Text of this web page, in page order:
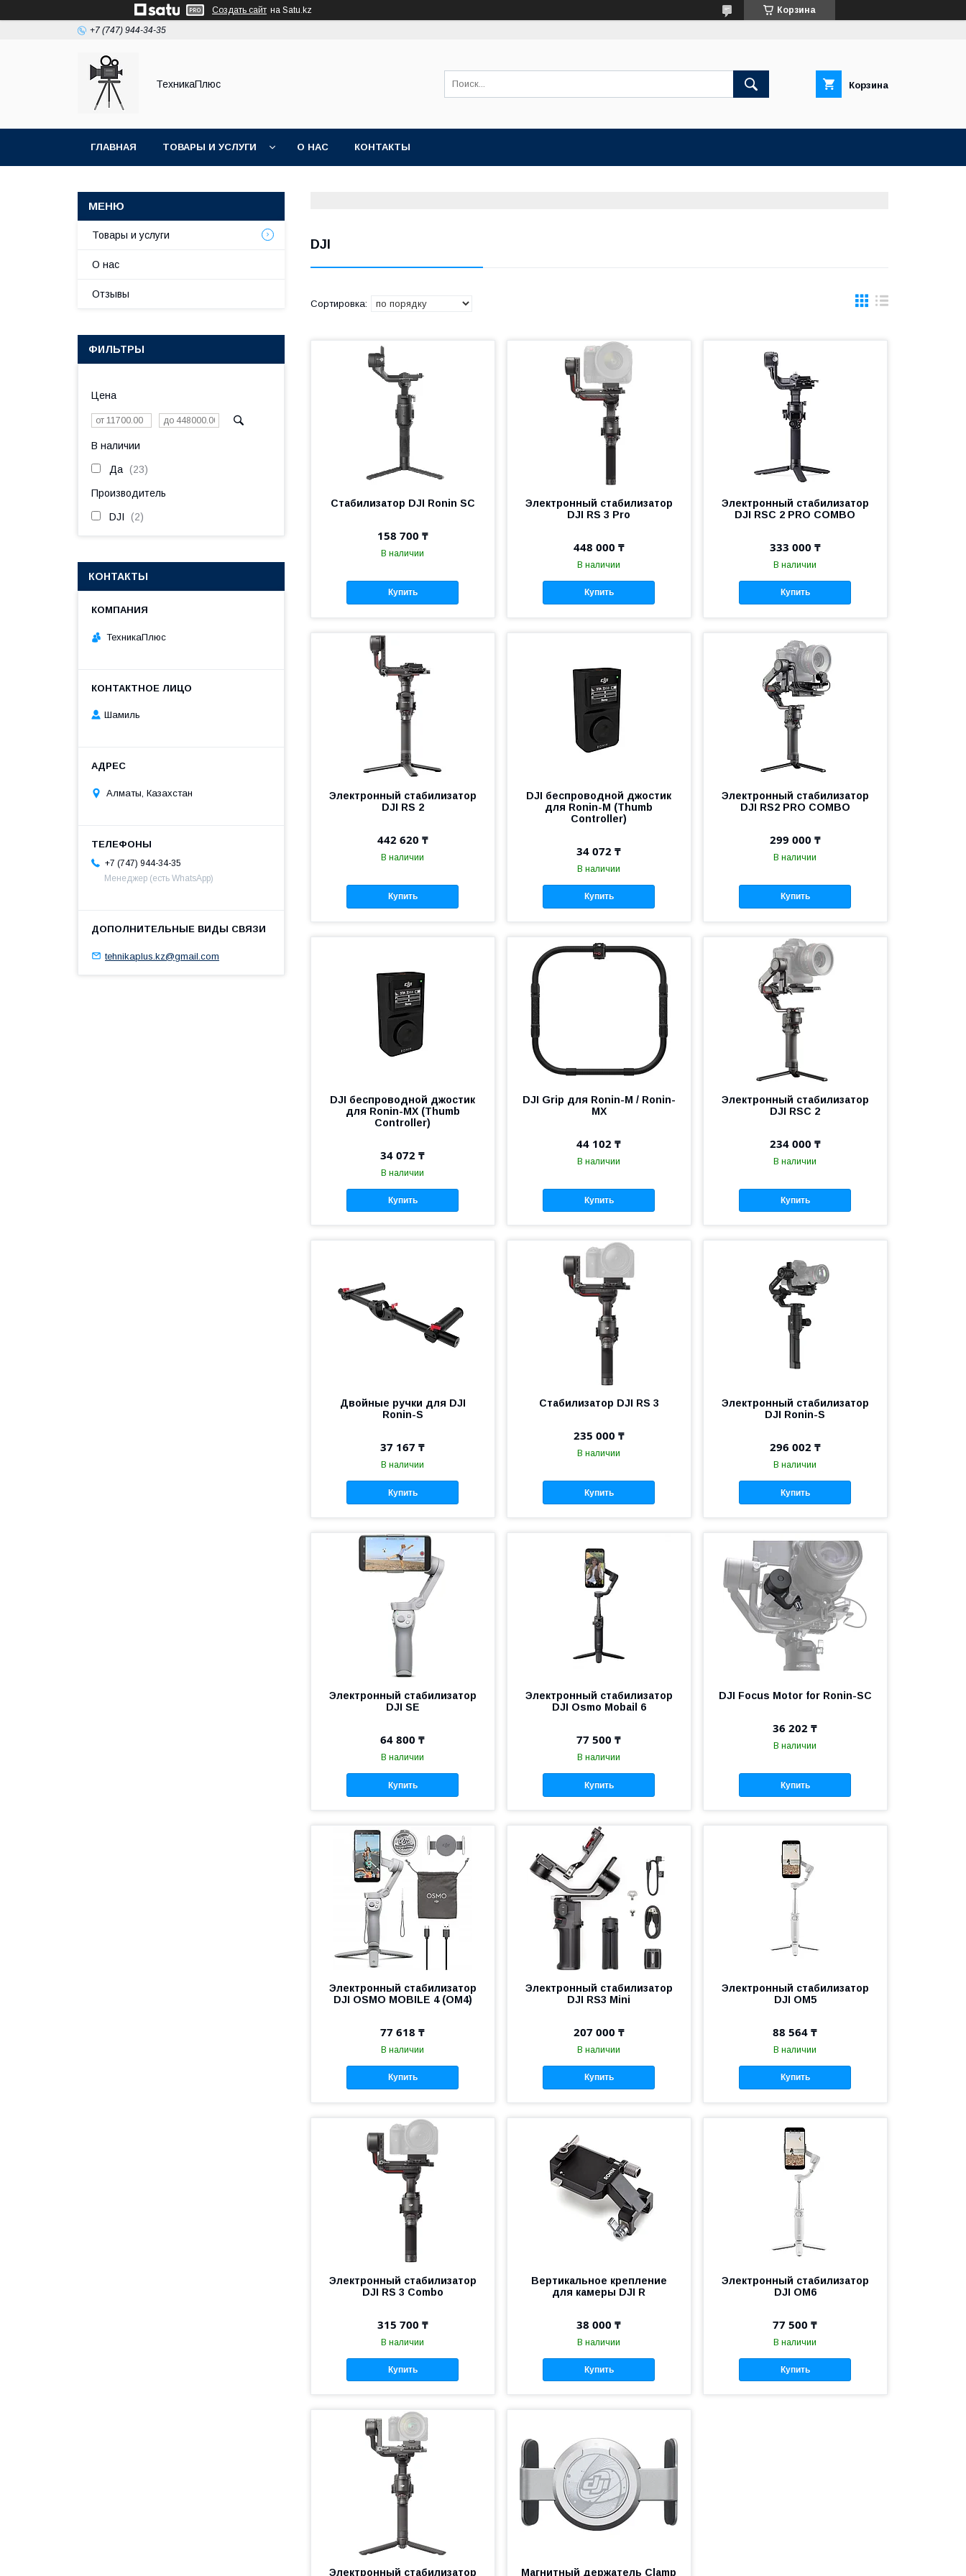
Создать сайт на Satu.kz Корзина
+7 (747) 944-34-35
ТехникаПлюс Корзина
ГЛАВНАЯ ТОВАРЫ И УСЛУГИ О НАС КОНТАКТЫ
DJI
Стабилизатор DJI Ronin SC
158 700 ₸
В наличии
Купить
Электронный стабилизатор
DJI RS 3 Pro
448 000 ₸
В наличии
Купить
Электронный стабилизатор
DJI RSС 2 PRO COMBO
333 000 ₸
В наличии
Купить
Электронный стабилизатор
DJI RS 2
442 620 ₸
В наличии
Купить
DJI беспроводной джостик
для Ronin-M (Thumb
Controller)
34 072 ₸
В наличии
Купить
Электронный стабилизатор
DJI RS2 PRO COMBO
299 000 ₸
В наличии
Купить
DJI беспроводной джостик
для Ronin-MX (Thumb
Controller)
34 072 ₸
В наличии
Купить
DJI Grip для Ronin-M / Ronin-
MX
44 102 ₸
В наличии
Купить
Электронный стабилизатор
DJI RSС 2
234 000 ₸
В наличии
Купить
Двойные ручки для DJI
Ronin-S
37 167 ₸
В наличии
Купить
Стабилизатор DJI RS 3
235 000 ₸
В наличии
Купить
Электронный стабилизатор
DJI Ronin-S
296 002 ₸
В наличии
Купить
Электронный стабилизатор
DJI SE
64 800 ₸
В наличии
Купить
Электронный стабилизатор
DJI Osmo Mobail 6
77 500 ₸
В наличии
Купить
DJI Focus Motor for Ronin-SC
36 202 ₸
В наличии
Купить
Электронный стабилизатор
DJI OSMO MOBILE 4 (OM4)
77 618 ₸
В наличии
Купить
Электронный стабилизатор
DJI RS3 Mini
207 000 ₸
В наличии
Купить
Электронный стабилизатор
DJI OM5
88 564 ₸
В наличии
Купить
Электронный стабилизатор
DJI RS 3 Combo
315 700 ₸
В наличии
Купить
Вертикальное крепление
для камеры DJI R
38 000 ₸
В наличии
Купить
Электронный стабилизатор
DJI OM6
77 500 ₸
В наличии
Купить
Электронный стабилизатор Магнитный держатель Clamp
Товары и услуги
О нас
Отзывы
ФИЛЬТРЫ
Цена
В наличии
Да 23
Производитель
DJI 2
КОНТАКТЫ
ТехникаПлюс
Шамиль
Алматы, Казахстан
+7 (747) 944-34-35
Менеджер (есть WhatsApp)
tehnikaplus.kz@gmail.com